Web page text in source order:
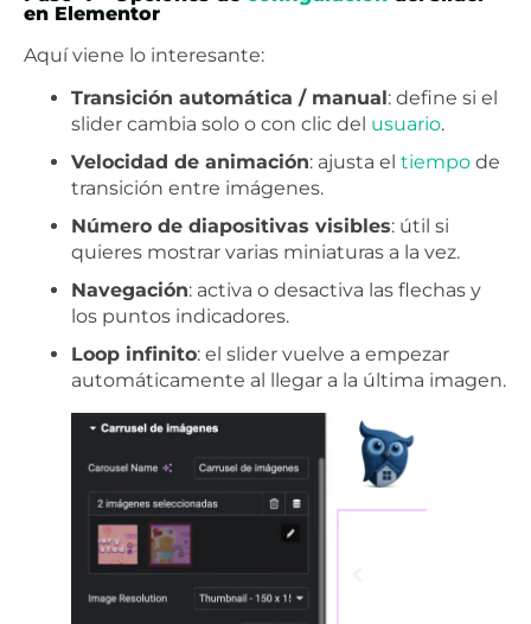
en Elementor
Aquí viene lo interesante:
Transición automática / manual: define si el
slider cambia solo o con clic del usuario.
Velocidad de animación: ajusta el tiempo de
transición entre imágenes.
Número de diapositivas visibles: útil si
quieres mostrar varias miniaturas a la vez.
Navegación: activa o desactiva las flechas y
los puntos indicadores.
Loop infinito: el slider vuelve a empezar
automáticamente al llegar a la última imagen.